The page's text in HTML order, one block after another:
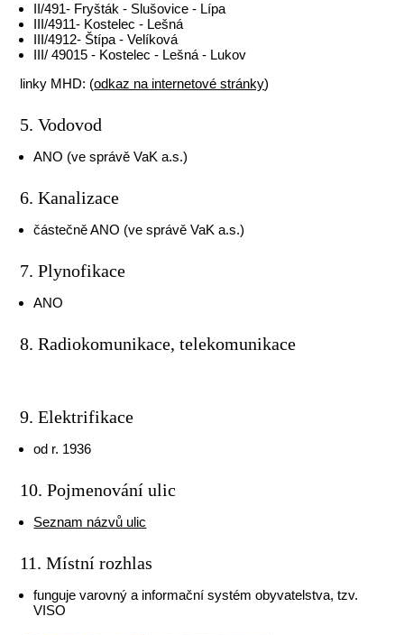
II/491- Fryšták - Slušovice - Lípa
III/4911- Kostelec - Lešná
III/4912- Štípa - Velíková
III/ 49015 - Kostelec - Lešná - Lukov
linky MHD: (odkaz na internetové stránky)
5. Vodovod
ANO (ve správě VaK a.s.)
6. Kanalizace
částečně ANO (ve správě VaK a.s.)
7. Plynofikace
ANO
8. Radiokomunikace, telekomunikace
9. Elektrifikace
od r. 1936
10. Pojmenování ulic
Seznam názvů ulic
11. Místní rozhlas
funguje varovný a informační systém obyvatelstva, tzv.
VISO